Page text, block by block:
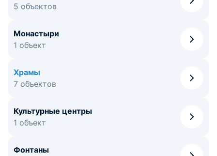
5 объектов
Монастыри
1 объект
Храмы
7 объектов
Культурные центры
1 объект
Фонтаны